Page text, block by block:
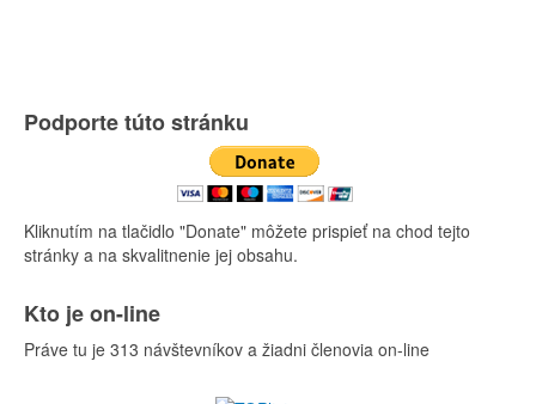
Podporte túto stránku
Kliknutím na tlačidlo "Donate" môžete prispieť na chod tejto
stránky a na skvalitnenie jej obsahu.
Kto je on-line
Práve tu je 313 návštevníkov a žiadni členovia on-line